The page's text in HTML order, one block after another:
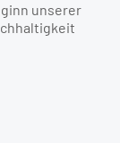
unserer